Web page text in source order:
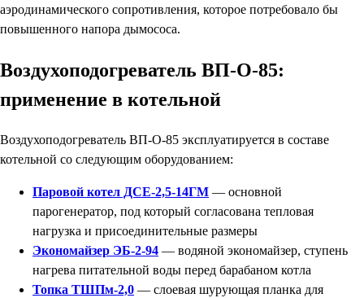
аэродинамического сопротивления, которое потребовало бы
повышенного напора дымососа.
Воздухоподогреватель ВП-О-85:
применение в котельной
Воздухоподогреватель ВП-О-85 эксплуатируется в составе
котельной со следующим оборудованием:
Паровой котел ДСЕ-2,5-14ГМ — основной
парогенератор, под который согласована тепловая
нагрузка и присоединительные размеры
Экономайзер ЭБ-2-94 — водяной экономайзер, ступень
нагрева питательной воды перед барабаном котла
Топка ТШПм-2,0 — слоевая шурующая планка для